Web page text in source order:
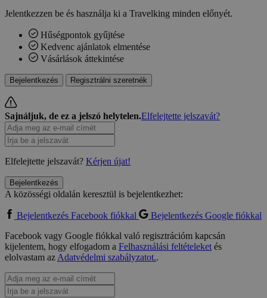
Jelentkezzen be és használja ki a Travelking minden előnyét.
Hűségpontok gyűjtése
Kedvenc ajánlatok elmentése
Vásárlások áttekintése
Bejelentkezés Regisztrálni szeretnék
Sajnáljuk, de ez a jelszó helytelen.Elfelejtette jelszavát?
Elfelejtette jelszavát? Kérjen újat!
Bejelentkezés
A közösségi oldalán keresztül is bejelentkezhet:
Bejelentkezés Facebook fiókkal
Bejelentkezés Google fiókkal
Facebook vagy Google fiókkal való regisztrációm kapcsán
kijelentem, hogy elfogadom a Felhasználási feltételeketés
elolvastam azAdatvédelmi szabályzatot..